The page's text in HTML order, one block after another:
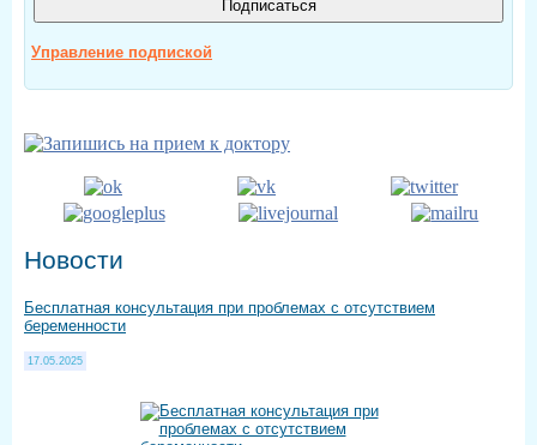
Управление подпиской
Новости
Бесплатная консультация при проблемах с отсутствием
беременности
17.05.2025